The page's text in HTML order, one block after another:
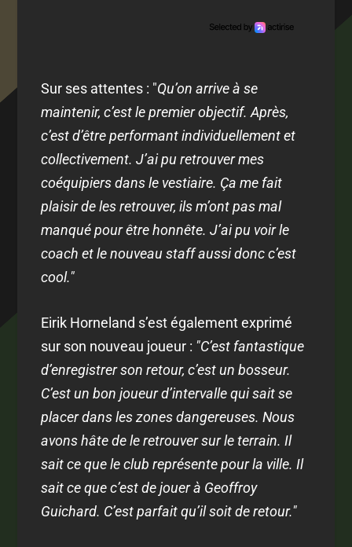
Sur ses attentes : "Qu’on arrive à se
maintenir, c’est le premier objectif. Après,
c’est d’être performant individuellement et
collectivement. J’ai pu retrouver mes
coéquipiers dans le vestiaire. Ça me fait
plaisir de les retrouver, ils m’ont pas mal
manqué pour être honnête. J’ai pu voir le
coach et le nouveau staff aussi donc c’est
cool."
Eirik Horneland s’est également exprimé
sur son nouveau joueur : "C’est fantastique
d’enregistrer son retour, c’est un bosseur.
C’est un bon joueur d’intervalle qui sait se
placer dans les zones dangereuses. Nous
avons hâte de le retrouver sur le terrain. Il
sait ce que le club représente pour la ville. Il
sait ce que c’est de jouer à Geoffroy
Guichard. C’est parfait qu’il soit de retour."